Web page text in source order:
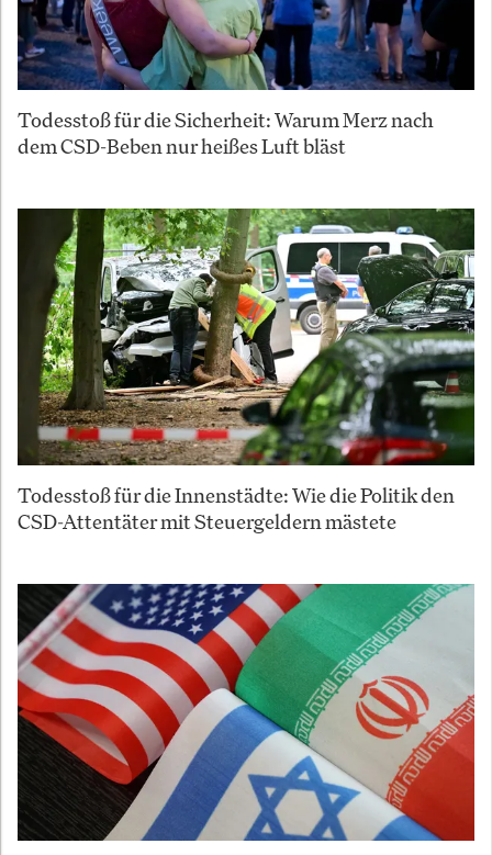
Todesstoß für die Sicherheit: Warum Merz nach
dem CSD-Beben nur heißes Luft bläst
Todesstoß für die Innenstädte: Wie die Politik den
CSD-Attentäter mit Steuergeldern mästete